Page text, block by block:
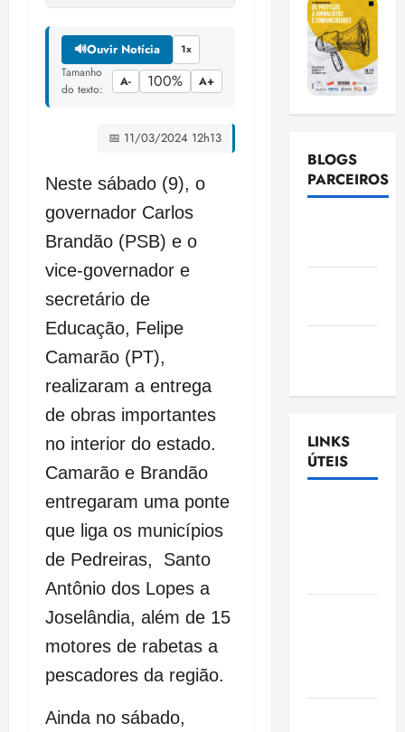
🔊Ouvir Notícia 1x
Tamanho
do texto:
A- 100% A+
📅 11/03/2024 12h13
Neste sábado (9), o
governador Carlos
Brandão (PSB) e o
vice-governador e
secretário de
Educação, Felipe
Camarão (PT),
realizaram a entrega
de obras importantes
no interior do estado.
Camarão e Brandão
entregaram uma ponte
que liga os municípios
de Pedreiras, Santo
Antônio dos Lopes a
Joselândia, além de 15
motores de rabetas a
pescadores da região.
Ainda no sábado,
BLOGS
PARCEIROS
LINKS
ÚTEIS